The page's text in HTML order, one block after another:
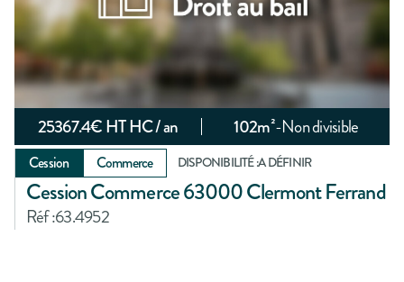
25367.4€ HT HC / an 102m²-Non divisible
Cession Commerce DISPONIBILITÉ :A DÉFINIR
Cession Commerce 63000 Clermont Ferrand
Réf :63.4952